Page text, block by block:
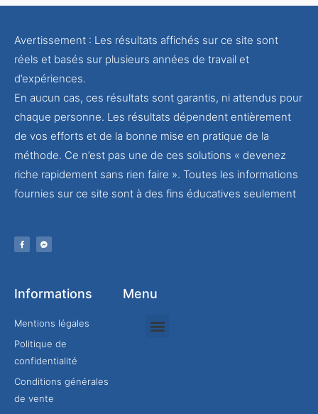
Avertissement : Les résultats affichés sur ce site sont
réels et basés sur plusieurs années de travail et
d’expériences.
En aucun cas, ces résultats sont garantis, ni attendus pour
chaque personne. Les résultats dépendent entièrement
de vos efforts et de la bonne mise en pratique de la
méthode. Ce n’est pas une de ces solutions « devenez
riche rapidement sans rien faire ». Toutes les informations
fournies sur ce site sont à des fins éducatives seulement
Informations
Mentions légales
Politique de
confidentialité
Conditions générales
de vente
Menu